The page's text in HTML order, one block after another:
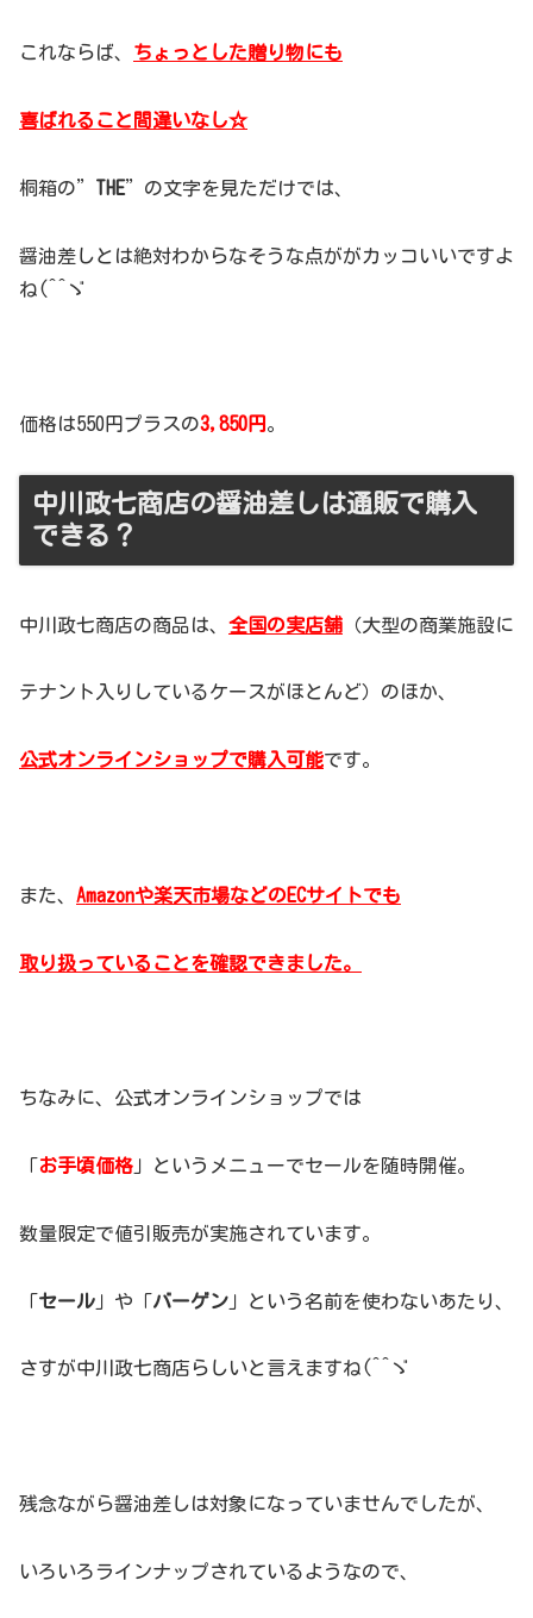
これならば、 ちょっとした贈り物にも
喜ばれること間違いなし☆
桐箱の” THE”の文字を見ただけでは、
醤油差しとは絶対わからなそうな点ががカッコいいですよ
ね(^^ゞ
価格は550円プラスの3,850円 。
中川政七商店の醤油差しは通販で購入
できる？
中川政七商店の商品は、 全国の実店舗 （大型の商業施設に
テナント入りしているケースがほとんど）のほか、
公式オンラインショップで購入可能です。
また、 Amazonや楽天市場などのECサイトでも
取り扱っていることを確認できました。
ちなみに、公式オンラインショップでは
「お手頃価格 」というメニューでセールを随時開催。
数量限定で値引販売が実施されています。
「セール 」や「バーゲン 」という名前を使わないあたり、
さすが中川政七商店らしいと言えますね(^^ゞ
残念ながら醤油差しは対象になっていませんでしたが、
いろいろラインナップされているようなので、